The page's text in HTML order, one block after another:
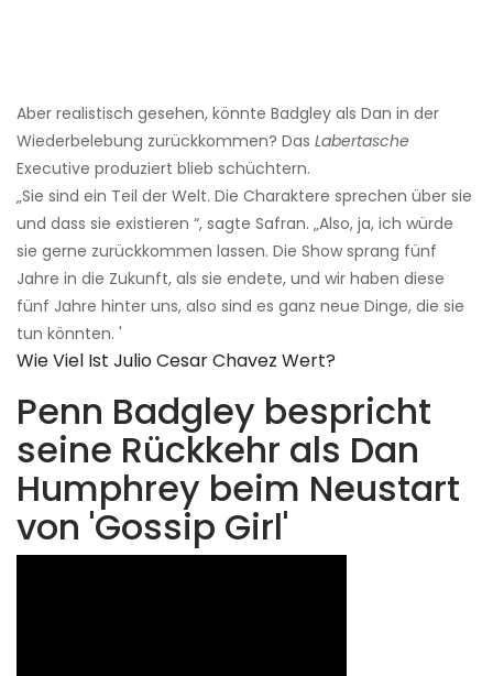
Aber realistisch gesehen, könnte Badgley als Dan in der
Wiederbelebung zurückkommen? Das Labertasche
Executive produziert blieb schüchtern.
„Sie sind ein Teil der Welt. Die Charaktere sprechen über sie
und dass sie existieren “, sagte Safran. „Also, ja, ich würde
sie gerne zurückkommen lassen. Die Show sprang fünf
Jahre in die Zukunft, als sie endete, und wir haben diese
fünf Jahre hinter uns, also sind es ganz neue Dinge, die sie
tun könnten. '
Wie Viel Ist Julio Cesar Chavez Wert?
Penn Badgley bespricht
seine Rückkehr als Dan
Humphrey beim Neustart
von 'Gossip Girl'